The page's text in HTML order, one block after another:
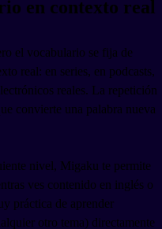
en contexto real
el vocabulario se fija de
real: en series, en podcasts,
reales. La repetición
convierte una palabra nueva
nivel, Migaku te permite
ves contenido en inglés o
práctica de aprender
otro tema) directamente